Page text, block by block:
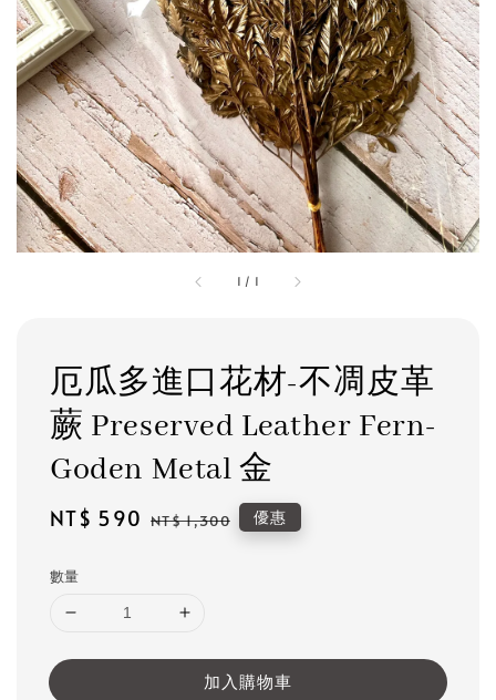
1 / 1
厄瓜多進口花材-不凋皮革
蕨 Preserved Leather Fern-
Goden Metal 金
Sale
NT$ 590 Regular
NT$ 1,300 優惠
數量
加入購物車